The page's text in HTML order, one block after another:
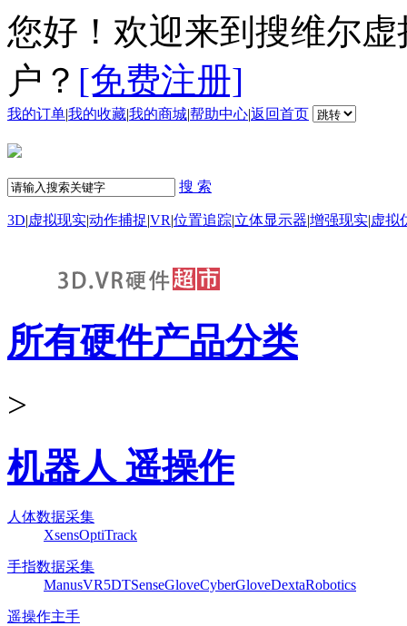
您好！欢迎来到搜维尔
户？ [免费注册]
我的订单|我的收藏|我的商城|帮助中心|返回首页
搜 索
3D|虚拟现实|动作捕捉|VR|位置追踪|立体显示器|增强现实|虚拟
所有硬件产品分类
>
机器人 遥操作
人体数据采集
XsensOptiTrack
手指数据采集
ManusVR5DTSenseGloveCyberGloveDextaRobotics
遥操作主手